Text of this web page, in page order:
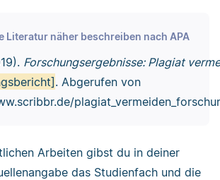
Literatur näher beschreiben nach APA
Forschungsergebnisse: Plagiat
. Abgerufen von
Arbeiten gibst du in deiner
das Studienfach und die